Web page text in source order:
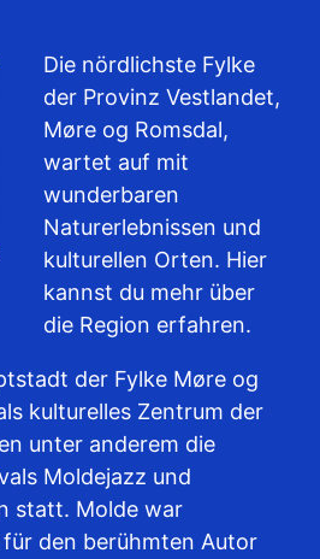
Die nördlichste Fylke
der Provinz Vestlandet,
Møre og Romsdal,
wartet auf mit
wunderbaren
Naturerlebnissen und
kulturellen Orten. Hier
kannst du mehr über
die Region erfahren.
der Fylke Møre og
kulturelles Zentrum der
unter anderem die
Moldejazz und
statt. Molde war
den berühmten Autor